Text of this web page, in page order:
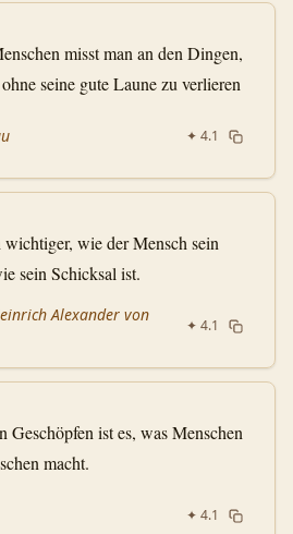
misst man an den Dingen,
seine gute Laune zu verlieren
✦ 4.1
wichtiger, wie der Mensch sein
sein Schicksal ist.
Alexander von
✦ 4.1
ist es, was Menschen
macht.
✦ 4.1